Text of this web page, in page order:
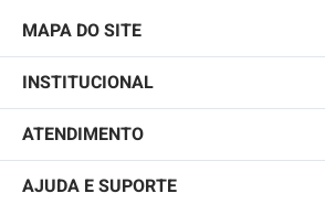
MAPA DO SITE
NOVIDADES
MASCULINO
KIDS
INSTITUCIONAL
SOBRE NÓS
TROCAS E DEVOLUÇÕES
ATENDIMENTO
(11)2010-1028
AJUDA E SUPORTE